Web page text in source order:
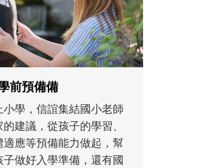
沒有人天生就擅長當爸爸！男人總是
在一次次「前所未有」的體驗中，跟
著孩子一起長大。從給予安全感的肢
體遊戲，到獨立自主、角色認同及解
決問題的能力養成。爸爸正嘗試用不
同的模樣，參與孩子每個重要的成長
歷程。